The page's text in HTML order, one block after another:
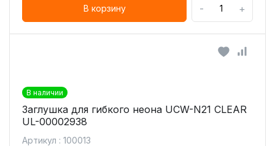
В корзину - +
В наличии
Заглушка для гибкого неона UCW-N21 CLEAR
UL-00002938
Артикул : 100013